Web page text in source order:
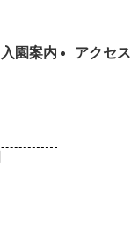
入園案内 アクセス